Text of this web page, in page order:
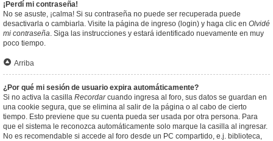
¡Perdí mi contraseña!
No se asuste, ¡calma! Si su contraseña no puede ser recuperada puede
desactivarla o cambiarla. Visite la página de ingreso (login) y haga clic en Olvidé
mi contraseña. Siga las instrucciones y estará identificado nuevamente en muy
poco tiempo.
Arriba
¿Por qué mi sesión de usuario expira automáticamente?
Si no activa la casilla Recordarcuando ingresa al foro, sus datos se guardan en
una cookie segura, que se elimina al salir de la página o al cabo de cierto
tiempo. Esto previene que su cuenta pueda ser usada por otra persona. Para
que el sistema le reconozca automáticamente solo marque la casilla al ingresar.
No es recomendable si accede al foro desde un PC compartido, e.j. biblioteca,